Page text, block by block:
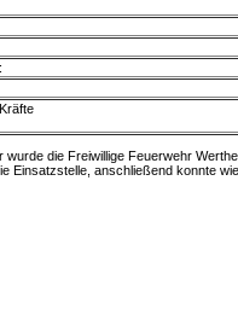
wurde die Freiwillige Feuerwehr
Einsatzstelle, anschließend konnte